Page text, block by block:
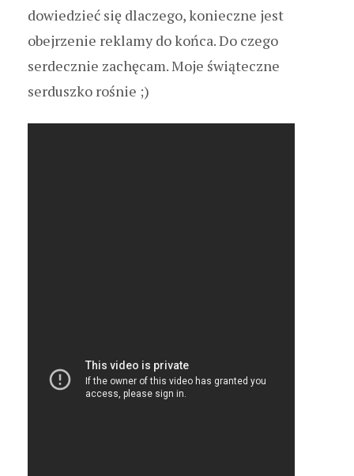
dowiedzieć się dlaczego, konieczne jest
obejrzenie reklamy do końca. Do czego
serdecznie zachęcam. Moje świąteczne
serduszko rośnie ;)